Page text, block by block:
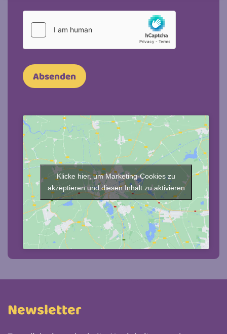
Absenden
Klicke hier, um Marketing-Cookies zu
akzeptieren und diesen Inhalt zu aktivieren
Newsletter